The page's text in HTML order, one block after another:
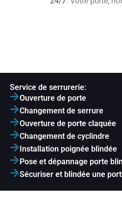
Service de serrurerie:
Ouverture de porte
Changement de serrure
Ouverture de porte claquée
Changement de cyclindre
Installation poignée blindée
Pose et dépannage porte
Sécuriser et blindée une